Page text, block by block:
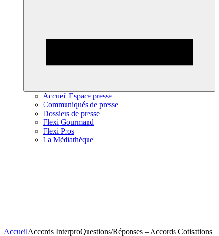
Accueil Espace presse
Communiqués de presse
Dossiers de presse
Flexi Gourmand
Flexi Pros
La Médiathèque
AccueilAccords InterproQuestions/Réponses – Accords Cotisations